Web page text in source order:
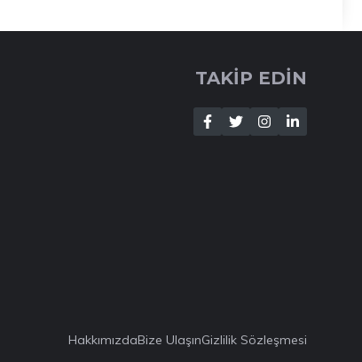
TAKİP EDİN
HakkımızdaBize UlaşınGizlilik Sözleşmesi